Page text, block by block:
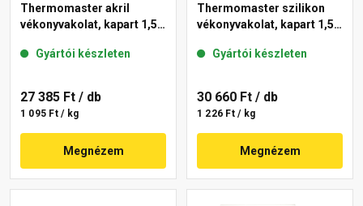
Thermomaster akril
vékonyvakolat, kapart 1,5
Gyártói készleten
27 385 Ft / db
1 095 Ft / kg
Megnézem
Thermomaster szilikon
vékonyvakolat, kapart 1,5
Gyártói készleten
30 660 Ft / db
1 226 Ft / kg
Megnézem